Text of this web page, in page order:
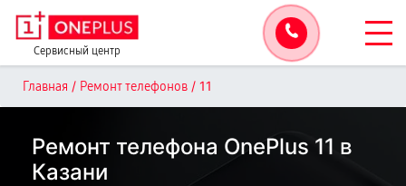
Сервисный центр
Главная / Ремонт телефонов / 11
Ремонт телефона OnePlus 11 в
Казани